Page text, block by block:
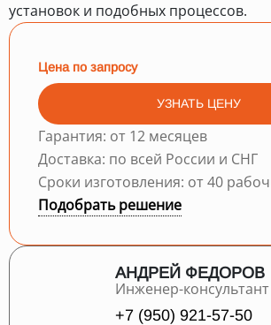
установок и подобных процессов.
Цена по запросу
УЗНАТЬ ЦЕНУ
Гарантия: от 12 месяцев
Доставка: по всей России и СНГ
Сроки изготовления: от 40
Подобрать решение
АНДРЕЙ ФЕДОРОВ
Инженер-консультант
+7 (950) 921-57-50